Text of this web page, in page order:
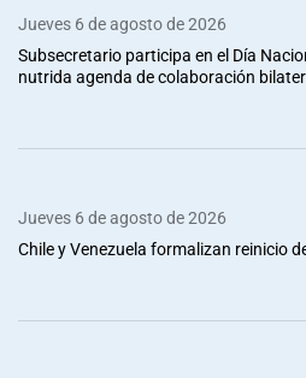
Jueves 6 de agosto de 2026
Subsecretario participa en el Día
nutrida agenda de colaboración
Jueves 6 de agosto de 2026
Chile y Venezuela formalizan reinicio